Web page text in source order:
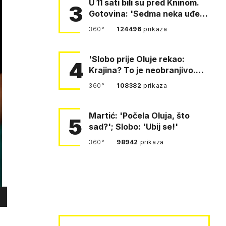
3
U 11 sati bili su pred Kninom.
Gotovina: 'Sedma neka uđe,
4. gardijska neka g…
360° 124496prikaza
4
'Slobo prije Oluje rekao:
Krajina? To je neobranjivo.
Tuđmana zvao Krivousti'
360° 108382prikaza
5
Martić: 'Počela Oluja, što
sad?'; Slobo: 'Ubij se!'
360° 98942 prikaza